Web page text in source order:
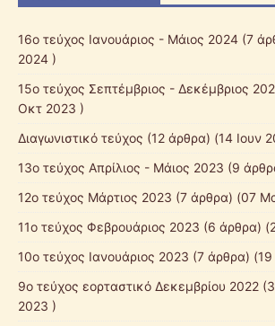
16ο τεύχος Ιανουάριος - Μάιος 2024 (7
2024 )
15ο τεύχος Σεπτέμβριος - Δεκέμβριος
Οκτ 2023 )
Διαγωνιστικό τεύχος (12 άρθρα) (14 Ιουν
13ο τεύχος Απρίλιος - Μάιος 2023 (9
12o τεύχος Μάρτιος 2023 (7 άρθρα) (07
11ο τεύχος Φεβρουάριος 2023 (6 άρθρα)
10o τεύχος Ιανουάριος 2023 (7 άρθρα) (19
9o τεύχος εορταστικό Δεκεμβρίου 2022
2023 )